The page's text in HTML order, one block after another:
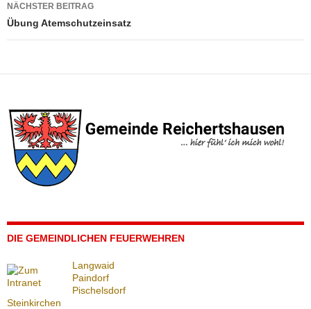
NÄCHSTER BEITRAG
Übung Atemschutzeinsatz
DIE GEMEINDLICHEN FEUERWEHREN
Langwaid
Paindorf
Pischelsdorf
Steinkirchen